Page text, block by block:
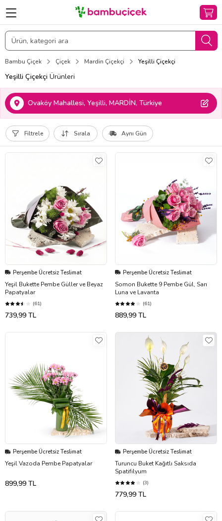
Bambu Çiçek Çiçek Mardin Çiçekçi Yeşilli Çiçekçi
Yeşilli Çiçekçi Ürünleri
Ovaköy Mahallesi, Yeşilli, MARDİN, Türkiye
Filtrele Sırala Aynı Gün
Perşembe Ücretsiz Teslimat
Yeşil Bukette Pembe Güller ve Beyaz
Papatyalar
(61)
739,99 TL
Perşembe Ücretsiz Teslimat
Somon Bukette 9 Pembe Gül, Sarı
Luna ve Lavanta
(61)
889,99 TL
Perşembe Ücretsiz Teslimat
Yeşil Vazoda Pembe Papatyalar
899,99 TL
Perşembe Ücretsiz Teslimat
Turuncu Buket Kağıtlı Saksıda
Spatifilyum
(3)
779,99 TL